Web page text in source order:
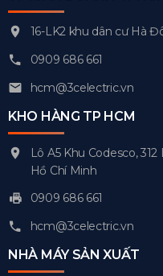
16-LK2 khu dân cư Hà
0909 686 661
hcm@3celectric.vn
KHO HÀNG TP HCM
Lô A5 Khu Codesco,
Hồ Chí Minh
0909 686 661
hcm@3celectric.vn
NHÀ MÁY SẢN XUẤT